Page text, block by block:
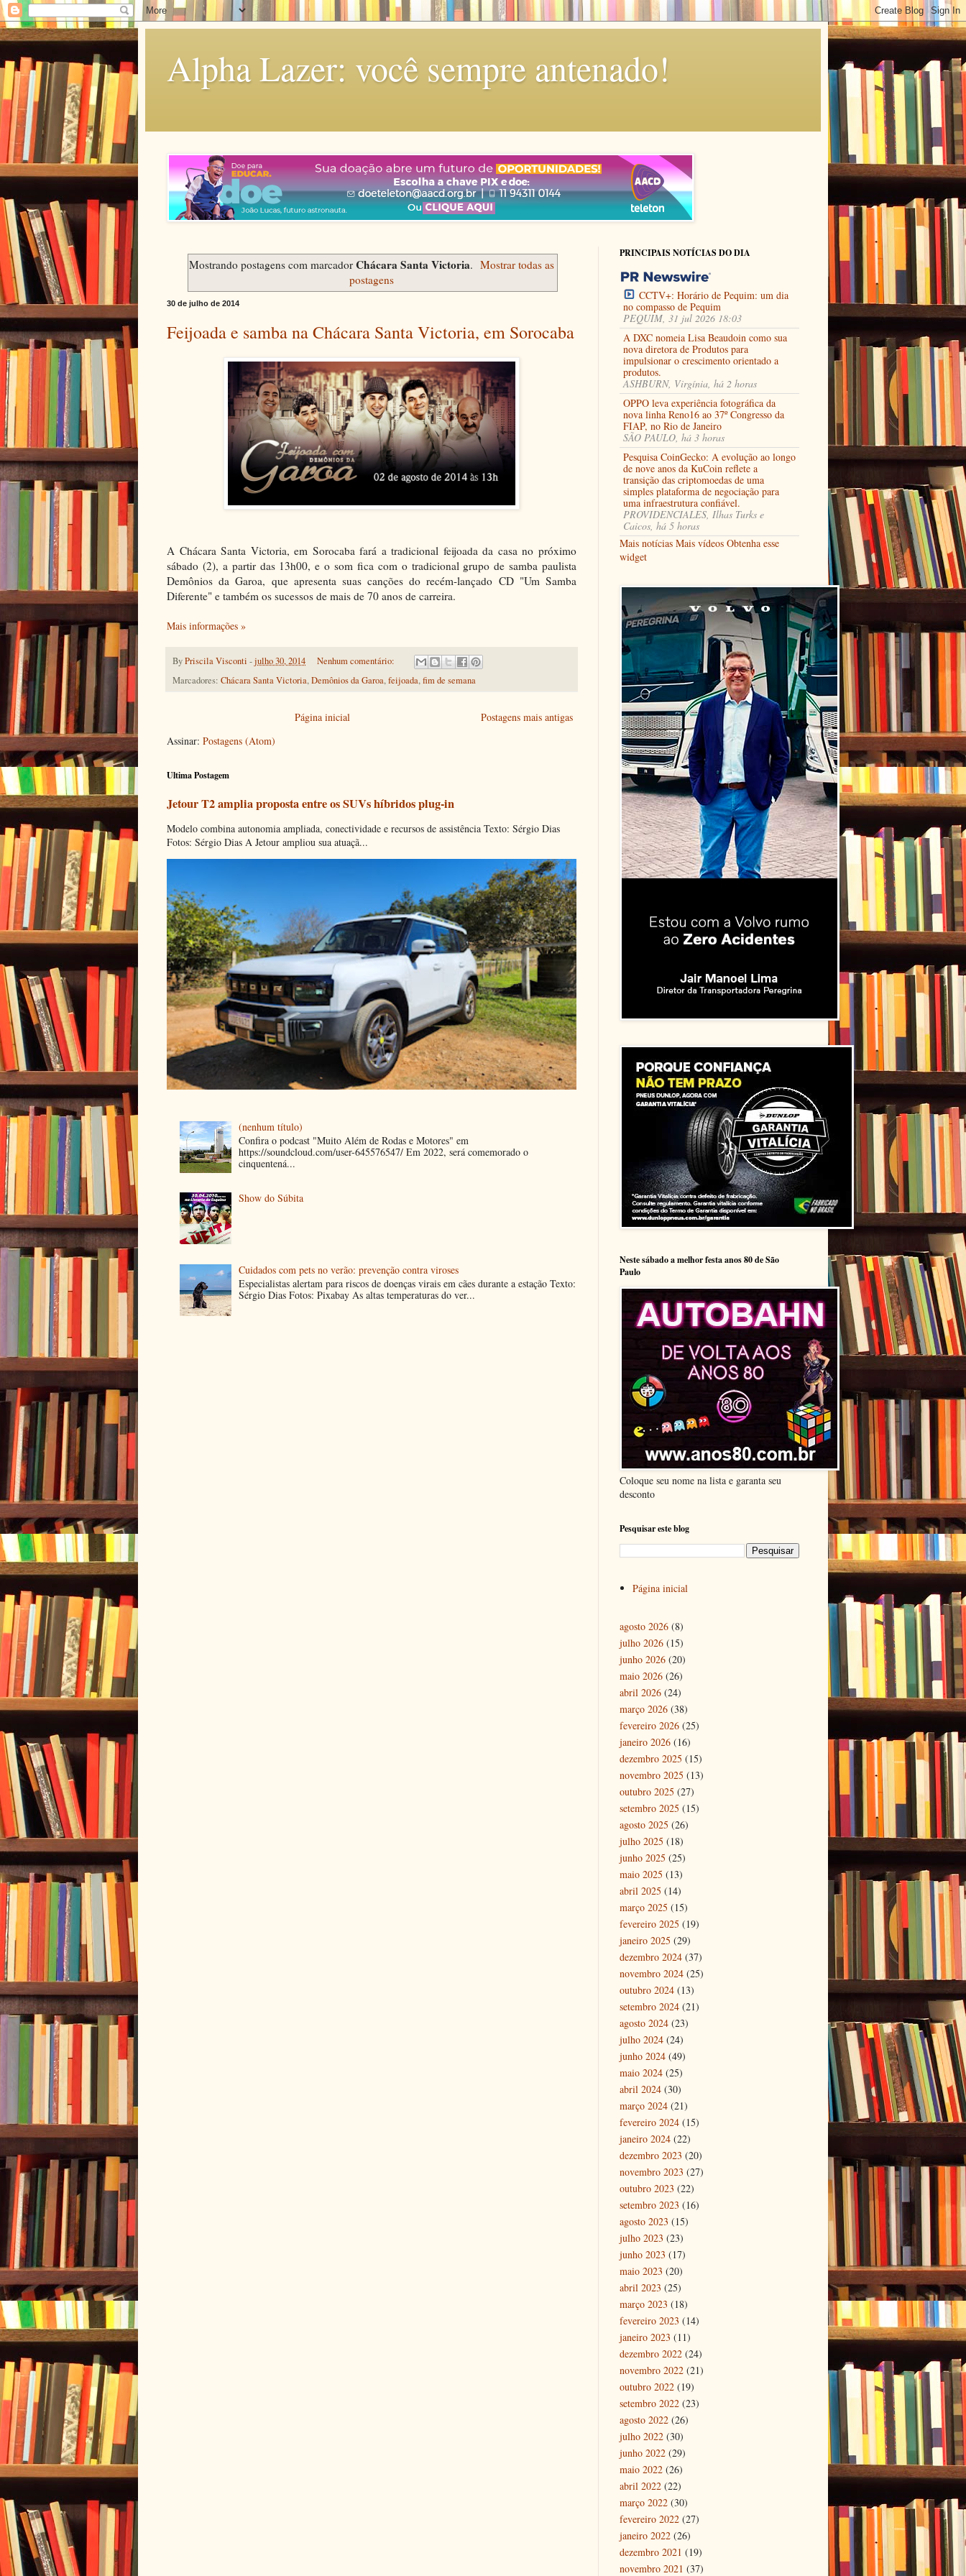
Alpha Lazer: você sempre antenado!
Mostrando postagens com marcador Chácara Santa Victoria. Mostrar todas as
postagens
30 de julho de 2014
Feijoada e samba na Chácara Santa Victoria, em Sorocaba
A Chácara Santa Victoria, em Sorocaba fará a tradicional feijoada da casa no próximo
sábado (2), a partir das 13h00, e o som fica com o tradicional grupo de samba paulista
Demônios da Garoa, que apresenta suas canções do recém-lançado CD "Um Samba
Diferente" e também os sucessos de mais de 70 anos de carreira.
Mais informações »
ByPriscila Visconti -julho 30, 2014
Nenhum comentário:
Marcadores: Chácara Santa Victoria,Demônios da Garoa,feijoada,fim de semana
Postagens mais antigas
Página inicial
Assinar: Postagens (Atom)
Ultima Postagem
Jetour T2 amplia proposta entre os SUVs híbridos plug-in
Modelo combina autonomia ampliada, conectividade e recursos de assistência Texto: Sérgio Dias
Fotos: Sérgio Dias A Jetour ampliou sua atuaçã...
(nenhum título)
Confira o podcast "Muito Além de Rodas e Motores" em
https://soundcloud.com/user-645576547/ Em 2022, será comemorado o
cinquentená...
Show do Súbita
Cuidados com pets no verão: prevenção contra viroses
Especialistas alertam para riscos de doenças virais em cães durante a estação Texto:
Sérgio Dias Fotos: Pixabay As altas temperaturas do ver...
PRINCIPAIS NOTÍCIAS DO DIA
CCTV+: Horário de Pequim: um dia
no compasso de Pequim
PEQUIM, 31 jul 2026 18:03
A DXC nomeia Lisa Beaudoin como sua
nova diretora de Produtos para
impulsionar o crescimento orientado a
produtos.
ASHBURN, Virgínia, há 2 horas
OPPO leva experiência fotográfica da
nova linha Reno16 ao 37º Congresso da
FIAP, no Rio de Janeiro
SÃO PAULO, há 3 horas
Pesquisa CoinGecko: A evolução ao longo
de nove anos da KuCoin reflete a
transição das criptomoedas de uma
simples plataforma de negociação para
uma infraestrutura confiável.
PROVIDENCIALES, Ilhas Turks e
Caicos, há 5 horas
Mais notícias Mais vídeos Obtenha esse
widget
Neste sábado a melhor festa anos 80 de São
Paulo
Coloque seu nome na lista e garanta seu
desconto
Pesquisar este blog
Página inicial
agosto 2026 (8)
julho 2026 (15)
junho 2026 (20)
maio 2026 (26)
abril 2026 (24)
março 2026 (38)
fevereiro 2026 (25)
janeiro 2026 (16)
dezembro 2025 (15)
novembro 2025 (13)
outubro 2025 (27)
setembro 2025 (15)
agosto 2025 (26)
julho 2025 (18)
junho 2025 (25)
maio 2025 (13)
abril 2025 (14)
março 2025 (15)
fevereiro 2025 (19)
janeiro 2025 (29)
dezembro 2024 (37)
novembro 2024 (25)
outubro 2024 (13)
setembro 2024 (21)
agosto 2024 (23)
julho 2024 (24)
junho 2024 (49)
maio 2024 (25)
abril 2024 (30)
março 2024 (21)
fevereiro 2024 (15)
janeiro 2024 (22)
dezembro 2023 (20)
novembro 2023 (27)
outubro 2023 (22)
setembro 2023 (16)
agosto 2023 (15)
julho 2023 (23)
junho 2023 (17)
maio 2023 (20)
abril 2023 (25)
março 2023 (18)
fevereiro 2023 (14)
janeiro 2023 (11)
dezembro 2022 (24)
novembro 2022 (21)
outubro 2022 (19)
setembro 2022 (23)
agosto 2022 (26)
julho 2022 (30)
junho 2022 (29)
maio 2022 (26)
abril 2022 (22)
março 2022 (30)
fevereiro 2022 (27)
janeiro 2022 (26)
dezembro 2021 (19)
novembro 2021 (37)